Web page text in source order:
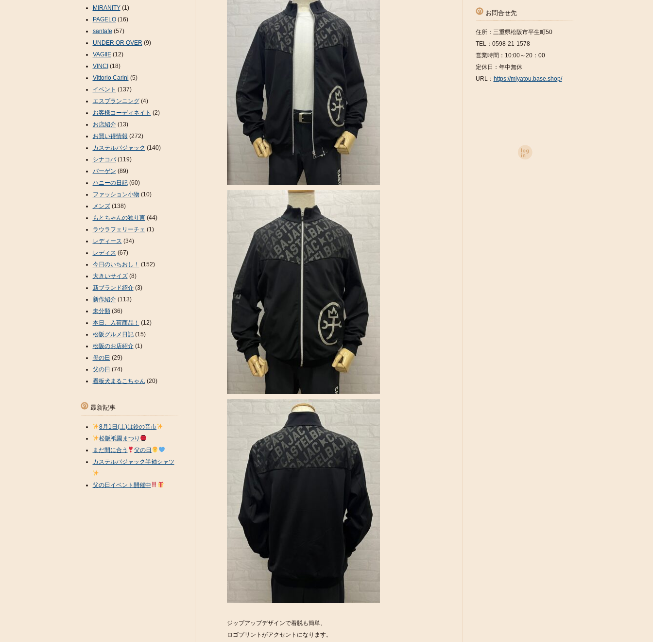
ジップアップデザインで着脱も簡単、
ロゴプリントがアクセントになります。
MIRANITY(1)
PAGELO(16)
santafe (57)
UNDER OR OVER (9)
VAGIIE(12)
VINCI (18)
Vittorio Carini (5)
イベント (137)
エスプランニング(4)
お客様コーディネイト (2)
お店紹介(13)
お買い得情報 (272)
カステルバジャック (140)
シナコバ(119)
バーゲン (89)
ハニーの日記(60)
ファッション小物 (10)
メンズ(138)
もとちゃんの独り言(44)
ラウラフェリーチェ (1)
レディース (34)
レディス (67)
今日のいちおし！ (152)
大きいサイズ(8)
新ブランド紹介(3)
新作紹介(113)
未分類(36)
本日、入荷商品！ (12)
松阪グルメ日記(15)
松阪のお店紹介(1)
母の日 (29)
父の日 (74)
看板犬まるこちゃん (20)
最新記事
8月1日(土)は鈴の音市
松阪祇園まつり
まだ間に合う
父の日
カステルバジャック半袖シャツ
父の日イベント開催中
お問合せ先
住所：三重県松阪市平生町50
TEL：0598-21-1578
営業時間：10:00～20：00
定休日：年中無休
URL： https://miyatou.base.shop/